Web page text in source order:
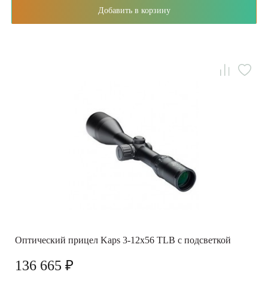
Добавить в корзину
Оптический прицел Kaps 3-12x56 TLB с подсветкой
136 665 ₽